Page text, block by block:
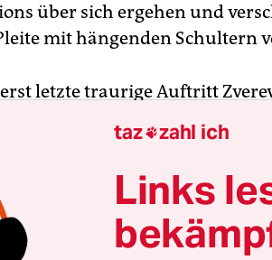
über sich ergehen und
mit hängenden Schultern
letzte traurige Auftritt
Glück. „Ihr könnt euch
jetzt auf Tennis habe“, rief
gehe jetzt erst mal Golf spielen.
einfach so vergessen
in Stuttgart und Halle antritt,
taz zahl ich
Links